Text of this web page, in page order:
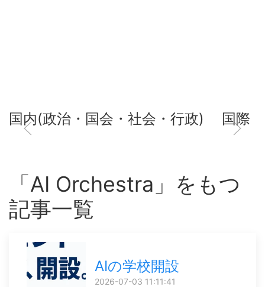
国内(政治・国会・社会・行政) 国際
「AI Orchestra」をもつ
記事一覧
AIの学校開設
2026-07-03 11:11:41